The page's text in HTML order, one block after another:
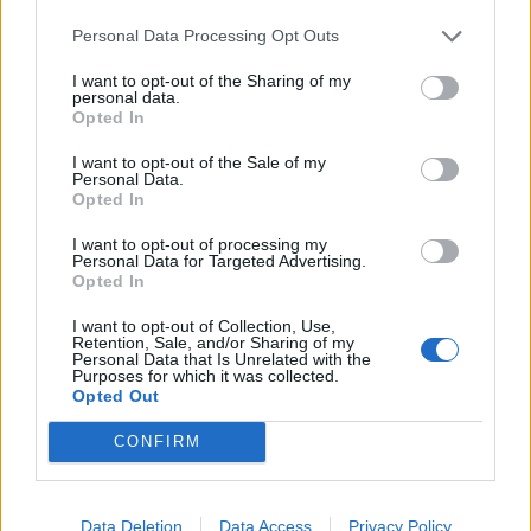
Personal Data Processing Opt Outs
I want to opt-out of the Sharing of my
personal data.
Opted In
I want to opt-out of the Sale of my
Personal Data.
Opted In
I want to opt-out of processing my
Personal Data for Targeted Advertising.
Opted In
I want to opt-out of Collection, Use,
Retention, Sale, and/or Sharing of my
Personal Data that Is Unrelated with the
Purposes for which it was collected.
Opted Out
CONFIRM
Data Deletion Data Access Privacy Policy
Deseu el meu nom, el correu electrònic i el lloc web en
aquest navegador per a la propera vegada que comenti.
Captcha7 + 3 = ?
characters
shown
theÚLTIMES NOTÍCIES